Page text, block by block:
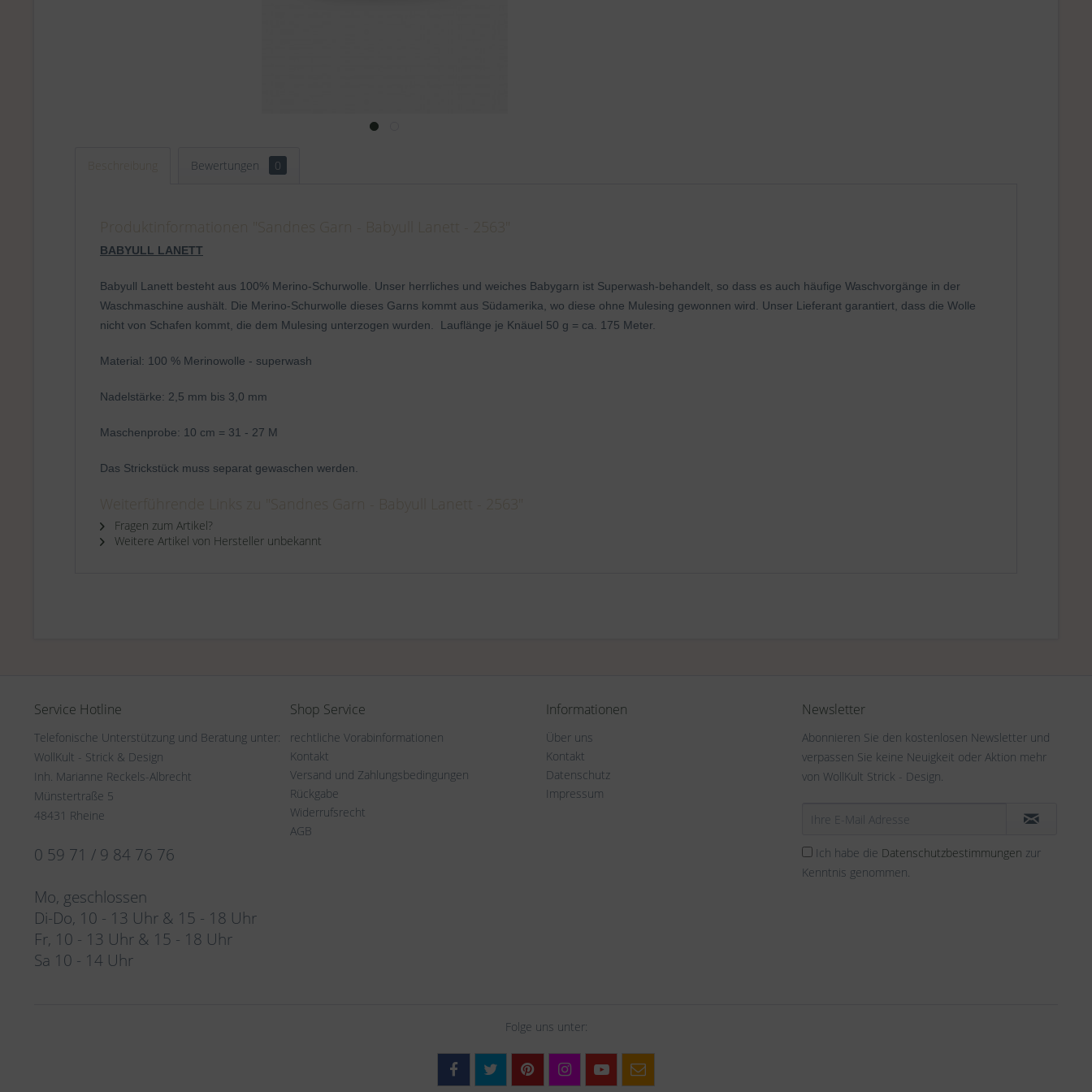
Bewertungen 0
BABYULL LANETT
Babyull Lanett besteht aus 100% Merino-Schurwolle. Unser herrliches und weiches Babygarn ist Superwash-behandelt, so dass es auch häufige Waschvorgänge in der
Waschmaschine aushält. Die Merino-Schurwolle dieses Garns kommt aus Südamerika, wo diese ohne Mulesing gewonnen wird. Unser Lieferant garantiert, dass die Wolle
nicht von Schafen kommt, die dem Mulesing unterzogen wurden. Lauflänge je Knäuel 50 g = ca. 175 Meter.
Material: 100 % Merinowolle - superwash
Nadelstärke: 2,5 mm bis 3,0 mm
Maschenprobe: 10 cm = 31 - 27 M
Das Strickstück muss separat gewaschen werden.
Fragen zum Artikel?
Weitere Artikel von Hersteller unbekannt
Service Hotline
Telefonische Unterstützung und Beratung unter:
WollKult - Strick & Design
Inh. Marianne Reckels-Albrecht
Münstertraße 5
48431 Rheine
0 59 71 / 9 84 76 76
Mo, geschlossen
Di-Do, 10 - 13 Uhr & 15 - 18 Uhr
Fr, 10 - 13 Uhr & 15 - 18 Uhr
Sa 10 - 14 Uhr
Shop Service
rechtliche Vorabinformationen
Kontakt
Versand und Zahlungsbedingungen
Rückgabe
Widerrufsrecht
AGB
Informationen
Über uns
Kontakt
Datenschutz
Impressum
Newsletter
Abonnieren Sie den kostenlosen Newsletter und
verpassen Sie keine Neuigkeit oder Aktion mehr
von WollKult Strick - Design.
Ich habe die Datenschutzbestimmungen zur
Kenntnis genommen.
Folge uns unter: